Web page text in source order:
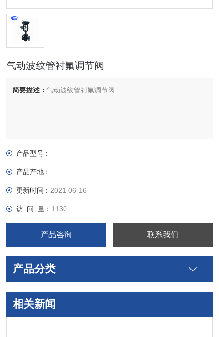
气动波纹管衬氟调节阀
简要描述：气动波纹管衬氟调节阀
产品型号：
产品产地：
更新时间： 2021-06-16
访 问 量： 1130
产品咨询 联系我们
产品分类
相关新闻